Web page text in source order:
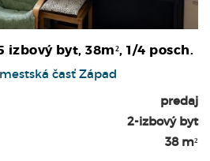
izbový byt, 38m², 1/4 posch.
časť Západ
predaj
2-izbový byt
38 m²